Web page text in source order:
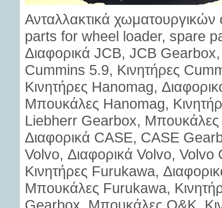
Ανταλλακτικά
parts for wheel loader, spare
Διαφορικά JCB, JCB
Cummins 5.9, Κινητήρες
Κινητήρες Hanomag,
Μπουκάλες Hanomag,
Liebherr Gearbox, Μπουκάλες
Διαφορικά CASE, CASE
Volvo, Διαφορικά Volvo,
Κινητήρες Furukawa,
Μπουκάλες Furukawa,